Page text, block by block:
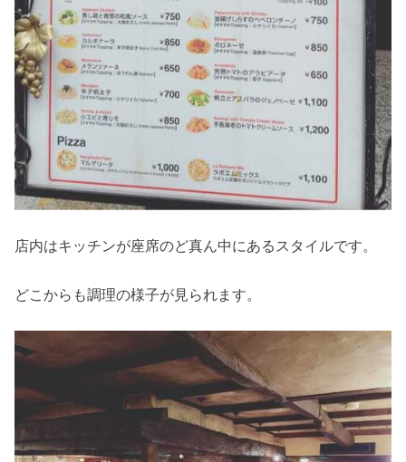
店内はキッチンが座席のど真ん中にあるスタイルです。
どこからも調理の様子が見られます。